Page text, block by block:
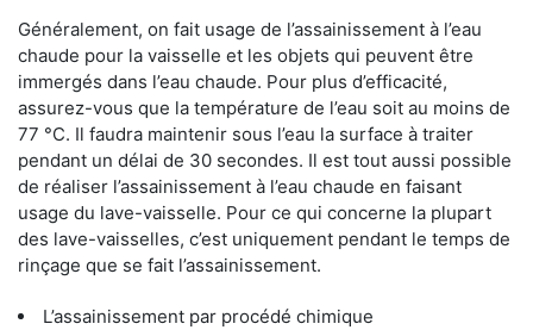
Généralement, on fait usage de l’assainissement à l’eau
chaude pour la vaisselle et les objets qui peuvent être
immergés dans l’eau chaude. Pour plus d’efficacité,
assurez-vous que la température de l’eau soit au moins de
77 °C. Il faudra maintenir sous l’eau la surface à traiter
pendant un délai de 30 secondes. Il est tout aussi possible
de réaliser l’assainissement à l’eau chaude en faisant
usage du lave-vaisselle. Pour ce qui concerne la plupart
des lave-vaisselles, c’est uniquement pendant le temps de
rinçage que se fait l’assainissement.
L’assainissement par procédé chimique